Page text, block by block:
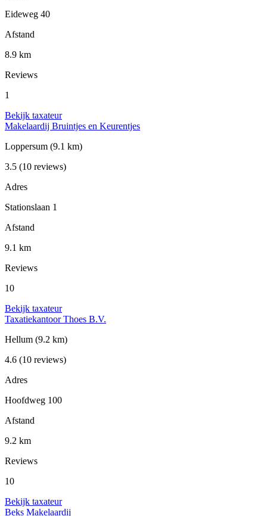
Eideweg 40
Afstand
8.9 km
Reviews
1
Bekijk taxateur
Makelaardij Bruintjes en Keurentjes
Loppersum (9.1 km)
3.5 (10 reviews)
Adres
Stationslaan 1
Afstand
9.1 km
Reviews
10
Bekijk taxateur
Taxatiekantoor Thoes B.V.
Hellum (9.2 km)
4.6 (10 reviews)
Adres
Hoofdweg 100
Afstand
9.2 km
Reviews
10
Bekijk taxateur
Beks Makelaardij